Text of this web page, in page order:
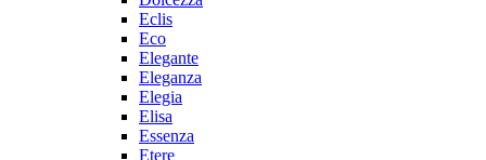
Eclis
Eco
Elegante
Eleganza
Elegia
Elisa
Essenza
Etere